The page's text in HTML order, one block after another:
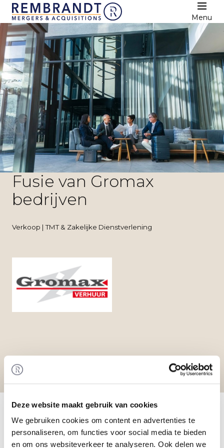
Deze website maakt gebruik van cookies
We gebruiken cookies om content en advertenties te
personaliseren, om functies voor social media te bieden
en om ons websiteverkeer te analyseren. Ook delen we
Menu
Fusie van Gromax
bedrijven
Verkoop | TMT & Zakelijke Dienstverlening
De drie zelfstandige Gromax bedrijven zijn
gefuseerd naar één onderneming. Rembrandt